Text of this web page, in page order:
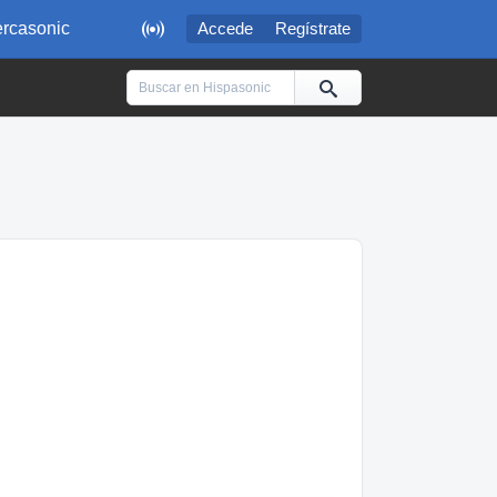
 Accede Regístrate